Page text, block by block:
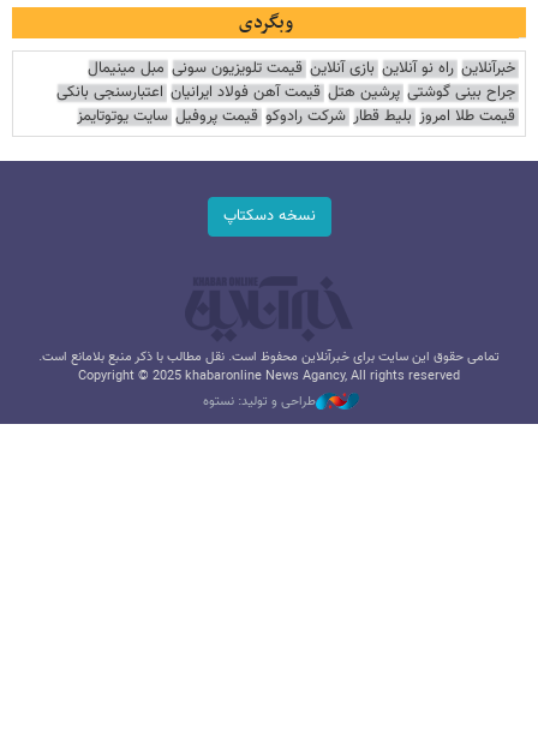
وبگردی
خبرآنلاین راه نو آنلاین بازی آنلاین قیمت تلویزیون سونی مبل مینیمال
جراح بینی گوشتی پرشین هتل قیمت آهن فولاد ایرانیان اعتبارسنجی بانکی
قیمت طلا امروز بلیط قطار شرکت رادوکو قیمت پروفیل سایت یوتوتایمز
نسخه دسکتاپ
تمامی حقوق این سایت برای خبرآنلاین محفوظ است. نقل مطالب با ذکر منبع بلامانع است.
Copyright © 2025 khabaronline News Agancy, All rights reserved
طراحی و تولید: نستوه